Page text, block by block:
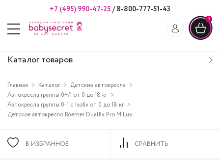
+7 (495) 990-47-25 /8-800-777-51-43
0
Каталог товаров
Главная Каталог
Детские автокресла
Автокресла группы 0+/1 от 0 до 18 кг
Автокресла группы 0-1 с Isofix от 0 до 18 кг
Детское автокресло Roemer Dualfix Pro M Lux
В ИЗБРАННОЕ СРАВНИТЬ